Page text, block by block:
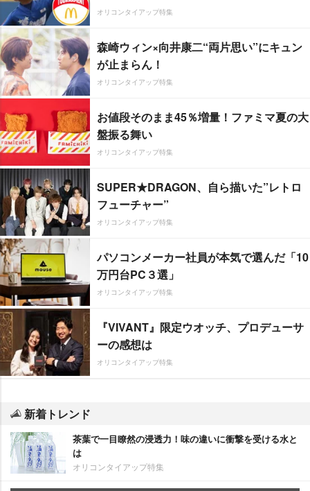
オリコンタイアップ特集
森崎ウィン×向井康二“両片思い”にキュン
が止まらん！
オリコンタイアップ特集
お値段そのまま45％増量！ファミマ夏の大
盤振る舞い
オリコンタイアップ特集
SUPER★DRAGON、自ら描いた”レトロ
フューチャー”
オリコンタイアップ特集
パソコンメーカー社員が本気で選んだ「10
万円台PC３選」
オリコンタイアップ特集
『VIVANT』限定ウオッチ、プロデューサ
ーの感想は
オリコンタイアップ特集
新着トレンド
茶葉で一目瞭然の浸透力！味の違いに衝撃を受ける水と
は
オリコンタイアップ特集